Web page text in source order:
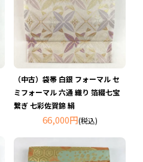
（中古）袋帯 白銀 フォーマル セ
ミフォーマル 六通 織り 箔綴七宝
繋ぎ 七彩佐賀錦 絹
66,000円(税込)